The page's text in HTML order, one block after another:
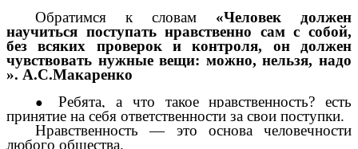
Обратимся к словам «Человек должен
научиться поступать нравственно сам с собой,
без всяких проверок и контроля, он должен
чувствовать нужные вещи: можно, нельзя, надо
». А.С.Макаренко
Ребята, а что такое нравственность? есть
принятие на себя ответственности за свои поступки.
Нравственность — это основа человечности
любого общества.